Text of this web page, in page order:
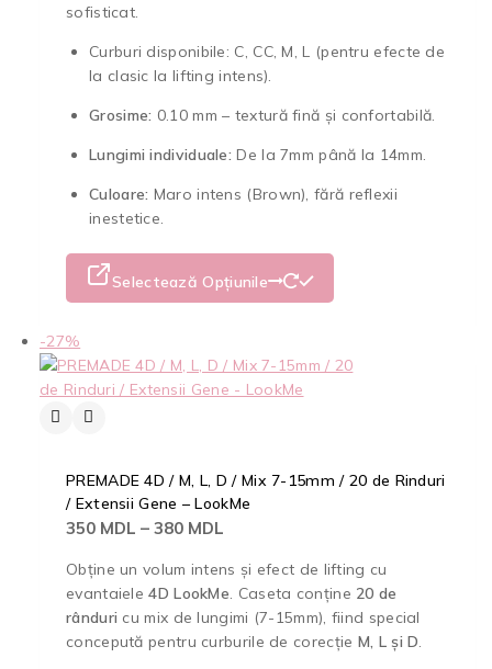
sofisticat.
Curburi disponibile: C, CC, M, L (pentru efecte de
la clasic la lifting intens).
Grosime: 0.10 mm – textură fină și confortabilă.
Lungimi individuale: De la 7mm până la 14mm.
Culoare: Maro intens (Brown), fără reflexii
inestetice.
Selectează Opțiunile
-27%
PREMADE 4D / M, L, D / Mix 7-15mm / 20 de Rinduri
/ Extensii Gene – LookMe
350 MDL – 380 MDL
Obține un volum intens și efect de lifting cu
evantaiele4D LookMe . Caseta conține 20 de
rânduri cu mix de lungimi (7-15mm), fiind special
concepută pentru curburile de corecție M, L și D